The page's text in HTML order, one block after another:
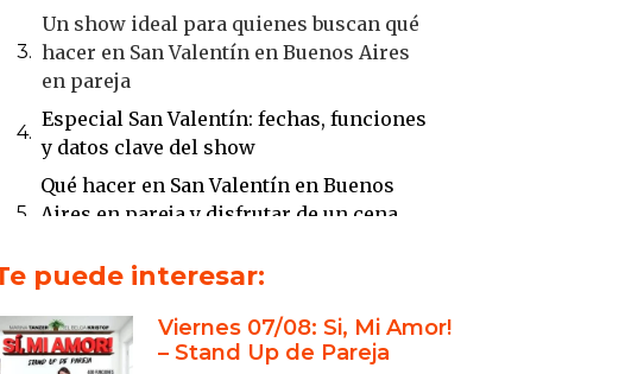
Un show ideal para quienes buscan qué
hacer en San Valentín en Buenos Aires
en pareja
Especial San Valentín: fechas, funciones
y datos clave del show
Qué hacer en San Valentín en Buenos
Aires en pareja y disfrutar de un cena
Humor de pareja: reírse del amor, la
Los comediantes: experiencia, química y
puede interesar:
Viernes 07/08: Si, Mi Amor!
– Stand Up de Pareja